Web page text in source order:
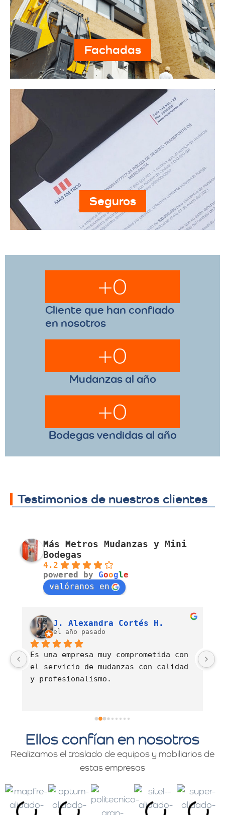
Fachadas
Seguros
Cliente que han confiado
en nosotros
+0
Mudanzas al año
+0
Bodegas vendidas al año
+0
Testimonios de nuestros clientes
Más Metros Mudanzas y Mini
Bodegas
4.2
powered by Google
valóranos en
J. Alexandra Cortés H.
el año pasado
Es una empresa muy comprometida con
el servicio de mudanzas con calidad
y profesionalismo.
Ellos confían en nosotros
Realizamos el traslado de equipos y mobiliarios de
estas empresas